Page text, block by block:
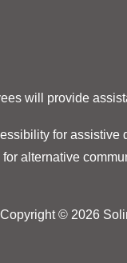
will provide
for assistive
alternative
© 2026